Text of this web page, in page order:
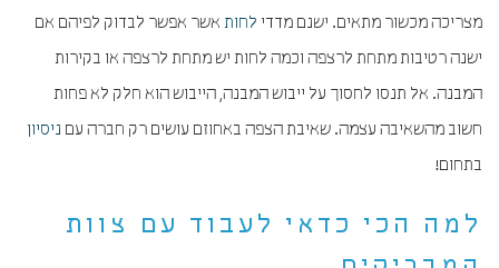
מצריכה מכשור מתאים. ישנם מדדי לחות אשר אפשר לבדוק לפיהם אם
ישנה רטיבות מתחת לרצפה וכמה לחות יש מתחת לרצפה או בקירות
המבנה. אל תנסו לחסוך על ייבוש המבנה, הייבוש הוא חלק לא פחות
חשוב מהשאיבה עצמה. שאיבת הצפה באחוזם עושים רק חברה עם ניסיון
בתחום!
למה הכי כדאי לעבוד עם צוות